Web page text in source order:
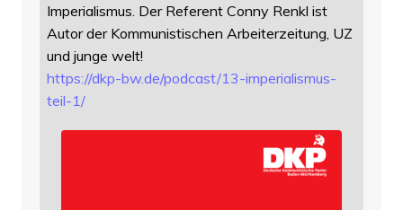
Imperialismus. Der Referent Conny Renkl ist
Autor der Kommunistischen Arbeiterzeitung, UZ
und junge welt!
https://dkp-bw.de/podcast/13-imperialismus-
teil-1/